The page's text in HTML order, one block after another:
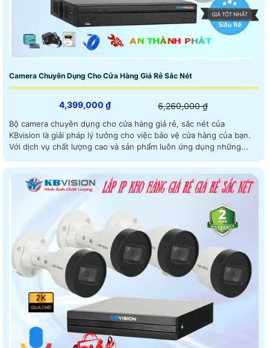
Camera Chuyên Dụng Cho Cửa Hàng Giá Rẻ Sắc Nét
4,399,000 ₫ 6,260,000 ₫
Bộ camera chuyên dụng cho cửa hàng giá rẻ, sắc nét của
KBvision là giải pháp lý tưởng cho việc bảo vệ cửa hàng của bạn.
Với dịch vụ chất lượng cao và sản phẩm luôn ứng dụng những...